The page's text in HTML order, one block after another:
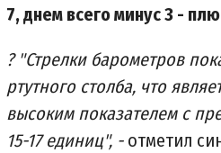
7, днем всего минус 3 -
? "Стрелки барометров
ртутного столба, что
высоким показателем с
15-17 единиц", -отметил